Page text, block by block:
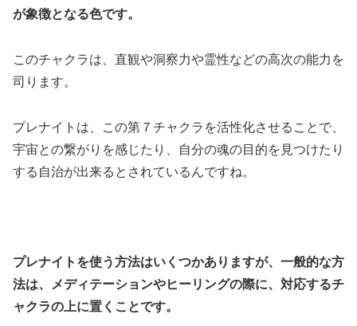
が象徴となる色です。
このチャクラは、直観や洞察力や霊性などの高次の能力を
司ります。
プレナイトは、この第７チャクラを活性化させることで、
宇宙との繋がりを感じたり、自分の魂の目的を見つけたり
する自治が出来るとされているんですね。
プレナイトを使う方法はいくつかありますが、一般的な方
法は、メディテーションやヒーリングの際に、対応するチ
ャクラの上に置くことです。